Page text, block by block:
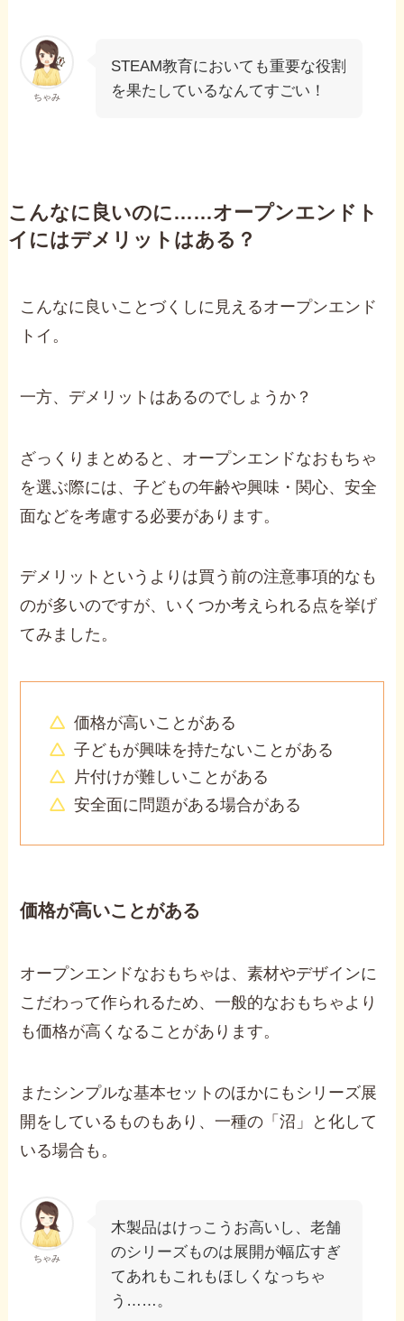
ちゃみ
STEAM教育においても重要な役割
を果たしているなんてすごい！
こんなに良いのに……オープンエンドト
イにはデメリットはある？
こんなに良いことづくしに見えるオープンエンド
トイ。
一方、デメリットはあるのでしょうか？
ざっくりまとめると、オープンエンドなおもちゃ
を選ぶ際には、子どもの年齢や興味・関心、安全
面などを考慮する必要があります。
デメリットというよりは買う前の注意事項的なも
のが多いのですが、いくつか考えられる点を挙げ
てみました。
価格が高いことがある
子どもが興味を持たないことがある
片付けが難しいことがある
安全面に問題がある場合がある
価格が高いことがある
オープンエンドなおもちゃは、素材やデザインに
こだわって作られるため、一般的なおもちゃより
も価格が高くなることがあります。
またシンプルな基本セットのほかにもシリーズ展
開をしているものもあり、一種の「沼」と化して
いる場合も。
ちゃみ
木製品はけっこうお高いし、老舗
のシリーズものは展開が幅広すぎ
てあれもこれもほしくなっちゃ
う……。